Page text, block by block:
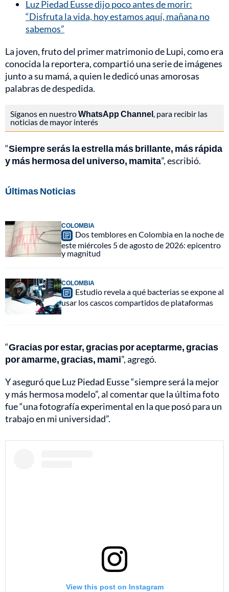
Luz Piedad Eusse dijo poco antes de morir:
“Disfruta la vida, hoy estamos aquí, mañana no
sabemos”
La joven, fruto del primer matrimonio de Lupi, como era
conocida la reportera, compartió una serie de imágenes
junto a su mamá, a quien le dedicó unas amorosas
palabras de despedida.
Síganos en nuestroWhatsApp Channel, para recibir las
noticias de mayor interés
“Siempre serás la estrella más brillante, más rápida
y más hermosa del universo, mamita”, escribió.
Últimas Noticias
COLOMBIA
Dos temblores en Colombia en la noche de
este miércoles 5 de agosto de 2026: epicentro
y magnitud
COLOMBIA
Estudio revela a qué bacterias se expone al
usar los cascos compartidos de plataformas
“Gracias por estar, gracias por aceptarme, gracias
por amarme, gracias, mami”, agregó.
Y aseguró que Luz Piedad Eusse “siempre será la mejor
y más hermosa modelo”, al comentar que la última foto
fue “una fotografía experimental en la que posó para un
trabajo en mi universidad”.
View this post on Instagram